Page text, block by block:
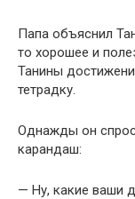
Папа объяснил
то хорошее и
Танины
тетрадку.
Однажды он
карандаш:
— Ну, какие ваши